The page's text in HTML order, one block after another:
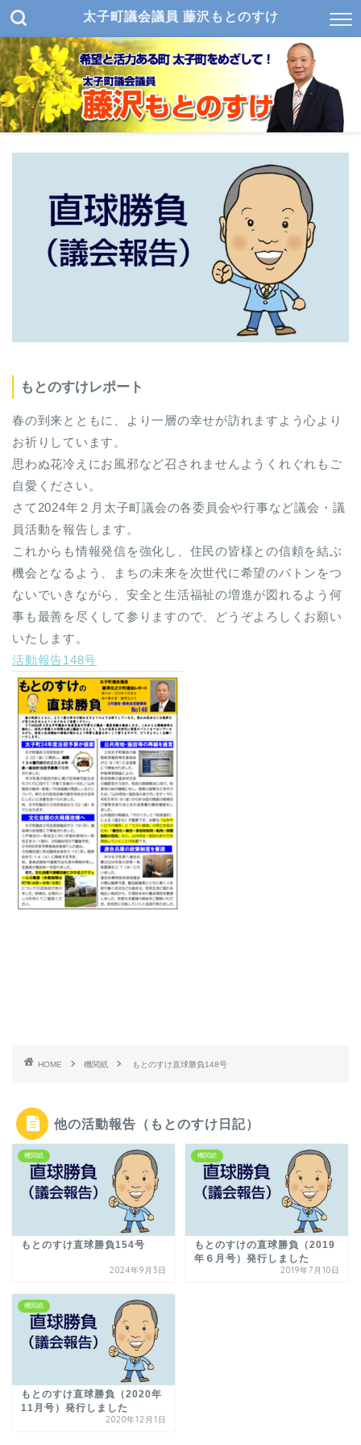
太子町議会議員 藤沢もとのすけ
もとのすけレポート
春の到来とともに、より一層の幸せが訪れますよう心より
お祈りしています。
思わぬ花冷えにお風邪など召されませんようくれぐれもご
自愛ください。
さて2024年２月太子町議会の各委員会や行事など議会・議
員活動を報告します。
これからも情報発信を強化し、住民の皆様との信頼を結ぶ
機会となるよう、まちの未来を次世代に希望のバトンをつ
ないでいきながら、安全と生活福祉の増進が図れるよう何
事も最善を尽くして参りますので、どうぞよろしくお願い
いたします。
活動報告148号
HOME 機関紙 もとのすけ直球勝負148号
他の活動報告（もとのすけ日記）
機関紙
もとのすけ直球勝負154号
2024年9月3日
機関紙
もとのすけの直球勝負（2019
年６月号）発行しました
2019年7月10日
機関紙
もとのすけ直球勝負（2020年
11月号）発行しました
2020年12月1日